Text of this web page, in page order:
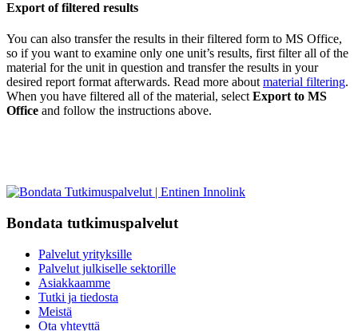
Export of filtered results
You can also transfer the results in their filtered form to MS Office,
so if you want to examine only one unit’s results, first filter all of the
material for the unit in question and transfer the results in your
desired report format afterwards. Read more aboutmaterial filtering.
When you have filtered all of the material, selectExport to MS
Office and follow the instructions above.
Bondata tutkimuspalvelut
Palvelut yrityksille
Palvelut julkiselle sektorille
Asiakkaamme
Tutki ja tiedosta
Meistä
Ota yhteyttä